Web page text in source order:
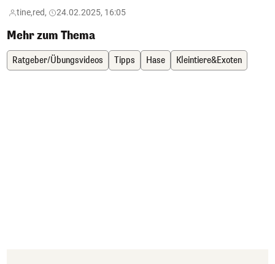
tine,red, 24.02.2025, 16:05
Mehr zum Thema
Ratgeber/Übungsvideos Tipps Hase Kleintiere&Exoten